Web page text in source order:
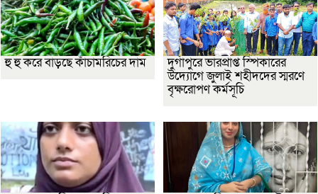
হু হু করে বাড়ছে কাঁচামরিচের দাম
দুর্গাপুরে ভারপ্রাপ্ত স্পিকারের
উদ্যোগে জুলাই শহীদদের স্মরণে
বৃক্ষরোপণ কর্মসূচি